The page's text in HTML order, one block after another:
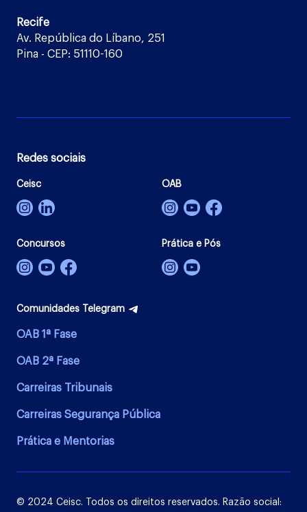
Recife
Av. República do Líbano, 251
Pina - CEP: 51110-160
Redes sociais
Ceisc OAB
Concursos Prática e Pós
Comunidades Telegram
OAB 1ª Fase
OAB 2ª Fase
Carreiras Tribunais
Carreiras Segurança Pública
Prática e Mentorias
© 2024 Ceisc. Todos os direitos reservados. Razão social: